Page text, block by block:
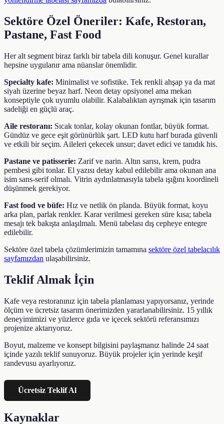
Sektöre Özel Öneriler: Kafe, Restoran,
Pastane, Fast Food
Her alt segment biraz farklı bir tabela dili konuşur. Genel kurallar
hepsine uygulanır ama nüanslar önemlidir.
Specialty kafe: Minimalist ve sofistike. Tek renkli ahşap ya da mat
siyah üzerine beyaz harf. Neon detay opsiyonel ama mekan
konseptiyle çok uyumlu olabilir. Kalabalıktan ayrışmak için tasarım
sadeliği en güçlü araç.
Aile restoranı: Sıcak tonlar, kolay okunan fontlar, büyük format.
Gündüz ve gece eşit görünürlük şart. LED kutu harf burada güvenli
ve etkili bir seçim. Aileleri çekecek unsur; davet edici ve tanıdık his.
Pastane ve patisserie: Zarif ve narin. Altın sarısı, krem, pudra
pembesi gibi tonlar. El yazısı detay kabul edilebilir ama okunan ana
isim sans-serif olmalı. Vitrin aydınlatmasıyla tabela ışığını koordineli
düşünmek gerekiyor.
Fast food ve büfe: Hız ve netlik ön planda. Büyük format, koyu
arka plan, parlak renkler. Karar verilmesi gereken süre kısa; tabela
mesajı tek bakışta anlaşılmalı. Menü tabelası dış cepheye entegre
edilebilir.
Sektöre özel tabela çözümlerimizin tamamına sektöre özel tabelacılık
sayfamızdan ulaşabilirsiniz.
Teklif Almak İçin
Kafe veya restoranınız için tabela planlaması yapıyorsanız, yerinde
ölçüm ve ücretsiz tasarım önerimizden yararlanabilirsiniz. 15 yıllık
deneyimimizi ve yüzlerce gıda ve içecek sektörü referansımızı
projenize aktarıyoruz.
Boyut, malzeme ve konsept bilgisini paylaşmanız halinde 24 saat
içinde yazılı teklif sunuyoruz. Büyük projeler için yerinde keşif
randevusu ayarlıyoruz.
Ücretsiz Teklif Al
Kaynaklar